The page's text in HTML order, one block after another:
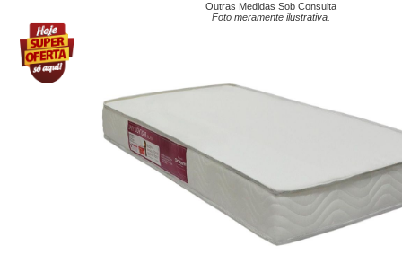
Outras Medidas Sob Consulta
Foto meramente ilustrativa.